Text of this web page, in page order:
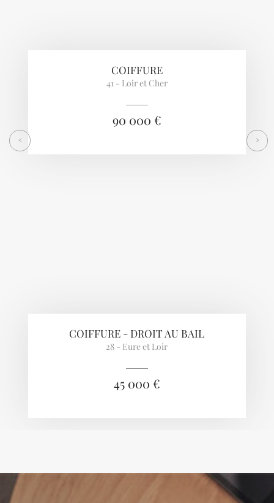
COIFFURE
41 - Loir et Cher
90 000 €
COIFFURE - DROIT AU BAIL
28 - Eure et Loir
45 000 €
< >